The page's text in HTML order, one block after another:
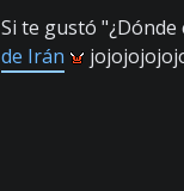
Si te gustó
de Irán